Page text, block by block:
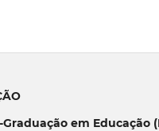
em Educação